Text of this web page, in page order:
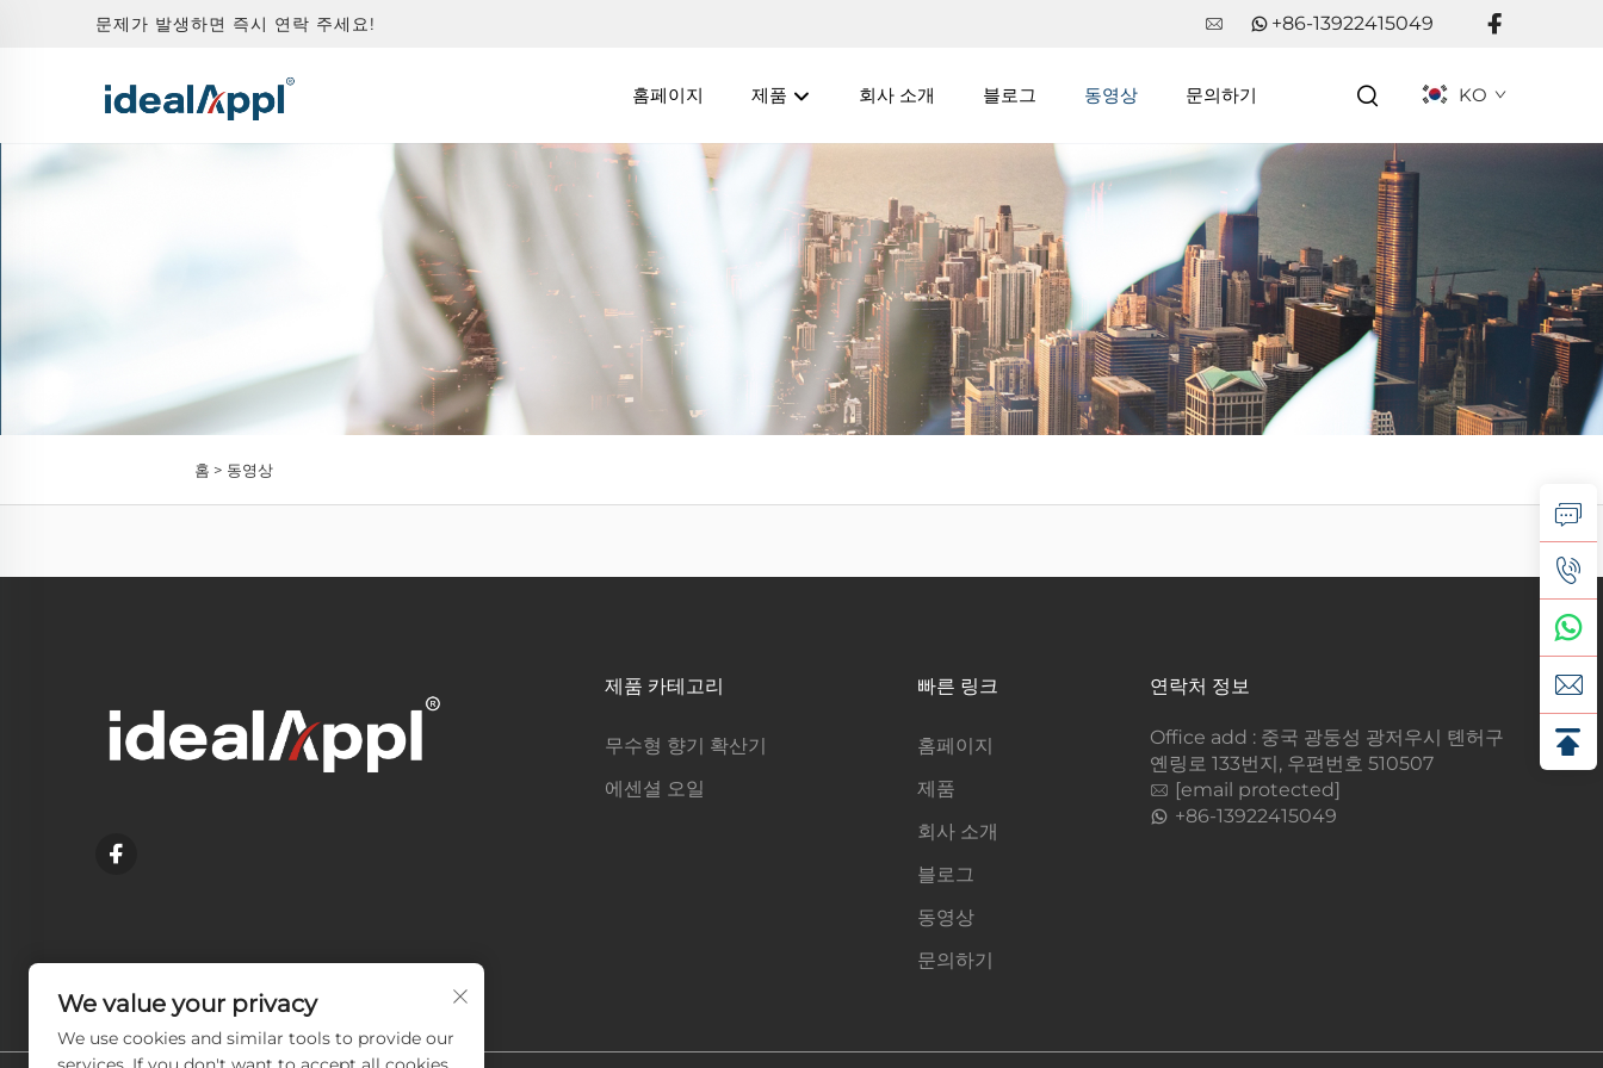
문제가 발생하면 즉시 연락 주세요! +86-13922415049
홈페이지 제품 회사 소개 블로그 동영상 문의하기 KO
홈 > 동영상
제품 카테고리
무수형 향기 확산기
에센셜 오일
빠른 링크
홈페이지
제품
회사 소개
블로그
동영상
문의하기
연락처 정보
Office add : 중국 광둥성 광저우시 톈허구
옌링로 133번지, 우편번호 510507
[email protected]
+86-13922415049
We value your privacy
We use cookies and similar tools to provide our